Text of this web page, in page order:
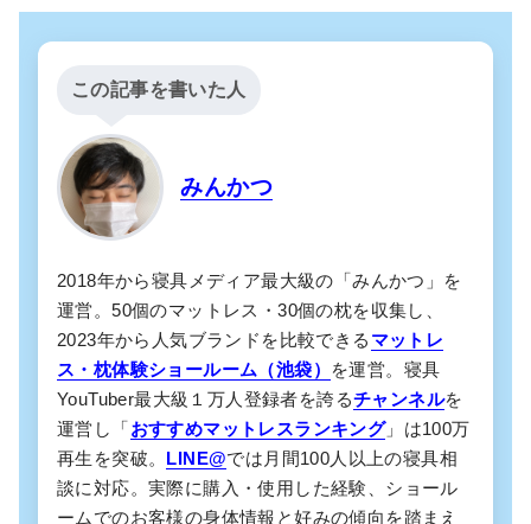
この記事を書いた人
みんかつ
2018年から寝具メディア最大級の「みんかつ」を
運営。50個のマットレス・30個の枕を収集し、
2023年から人気ブランドを比較できる マットレ
ス・枕体験ショールーム（池袋）
を運営。寝具
YouTuber最大級１万人登録者を誇るチャンネルを
運営し「おすすめマットレスランキング」は100万
再生を突破。 LINE@では月間100人以上の寝具相
談に対応。実際に購入・使用した経験、ショール
ームでのお客様の身体情報と好みの傾向を踏まえ